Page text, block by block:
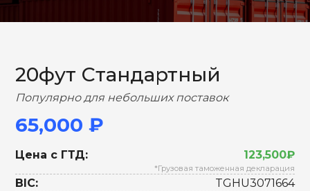
20фут Стандартный
Популярно для небольших поставок
65,000 ₽
Цена с ГТД: 123,500₽
*Грузовая таможенная декларация
BIC:
TGHU3071664